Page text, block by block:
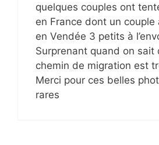
quelques couples ont
en France dont un couple
en Vendée 3 petits à
Surprenant quand on sait
chemin de migration est
Merci pour ces belles
rares